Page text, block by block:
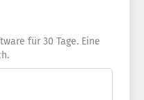
für 30 Tage. Eine